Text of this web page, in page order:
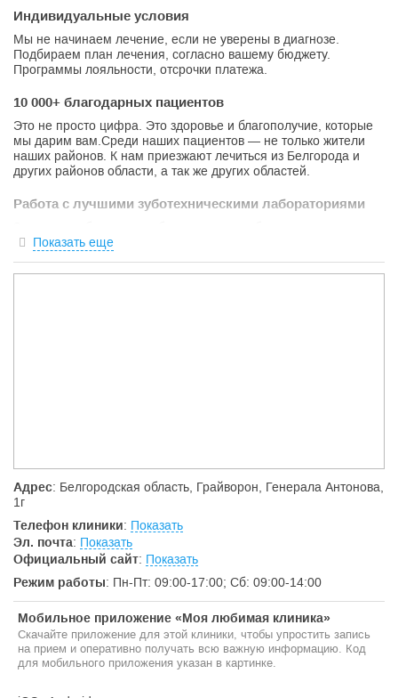
Индивидуальные условия
Мы не начинаем лечение, если не уверены в диагнозе.
Подбираем план лечения, согласно вашему бюджету.
Программы лояльности, отсрочки платежа.
10 000+ благодарных пациентов
Это не просто цифра. Это здоровье и благополучие, которые
мы дарим вам.Среди наших пациентов — не только жители
наших районов. К нам приезжают лечиться из Белгорода и
других районов области, а так же других областей.
Работа с лучшими зуботехническими лабораториями
Вас. Мы используем временные конструкции для ношения на
Приветливый персонал
комплексную консультацию. В удобное время вас запишут на
прием к врачу, которого вы можете выбрать сами.
Доброжелательный персонал ответит на интересующие Вас
вопросы.
Показать еще
Адрес: Белгородская область, Грайворон, Генерала Антонова,
1г
Телефон клиники: Показать
Эл. почта: Показать
Официальный сайт: Показать
Режим работы: Пн-Пт: 09:00-17:00; Сб: 09:00-14:00
Мобильное приложение «Моя любимая клиника»
Скачайте приложение для этой клиники, чтобы упростить запись
на прием и оперативно получать всю важную информацию. Код
для мобильного приложения указан в картинке.